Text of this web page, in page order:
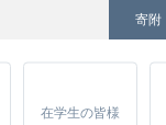
寄附
Instagram
在学生の皆様